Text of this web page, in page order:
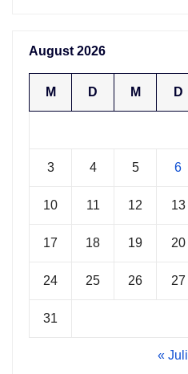
August 2026
M D M D
3 4 5 6
10 11 12 13
17 18 19 20
24 25 26 27
31
« Juli